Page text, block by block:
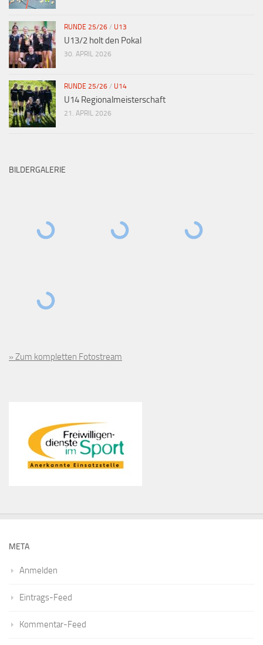
RUNDE 25/26 / U13
U13/2 holt den Pokal
30. APRIL 2026
RUNDE 25/26 / U14
U14 Regionalmeisterschaft
21. APRIL 2026
BILDERGALERIE
» Zum kompletten Fotostream
META
Anmelden
Eintrags-Feed
Kommentar-Feed